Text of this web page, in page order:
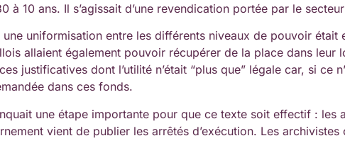
à 10 ans. Il s’agissait d’une revendication portée par le
une uniformisation entre les différents niveaux de pouvoir
allaient également pouvoir récupérer de la place dans leur
justificatives dont l’utilité n’était “plus que” légale car, si ce
dans ces fonds.
une étape importante pour que ce texte soit effectif : les
vient de publier les arrêtés d’exécution. Les